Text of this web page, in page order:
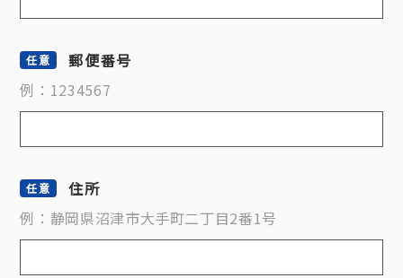
郵便番号
例：1234567
住所
例：静岡県沼津市大手町二丁目2番1号